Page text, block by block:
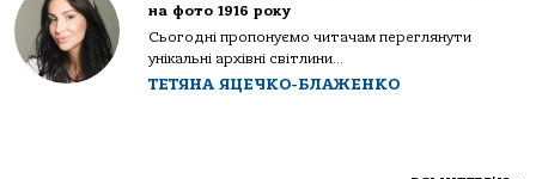
на фото 1916 року
Сьогодні пропонуємо читачам переглянути
унікальні архівні світлини...
ТЕТЯНА ЯЦЕЧКО-БЛАЖЕНКО